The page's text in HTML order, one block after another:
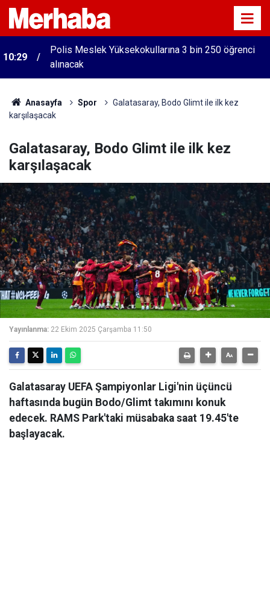
10:29
Polis Meslek Yüksekokullarına 3 bin 250 öğrenci
alınacak
Anasayfa Spor
Galatasaray, Bodo Glimt ile ilk kez
karşılaşacak
Galatasaray, Bodo Glimt ile ilk kez
karşılaşacak
Yayınlanma: 22 Ekim 2025 Çarşamba 11:50
Galatasaray UEFA Şampiyonlar Ligi'nin üçüncü
haftasında bugün Bodo/Glimt takımını konuk
edecek. RAMS Park'taki müsabaka saat 19.45'te
başlayacak.